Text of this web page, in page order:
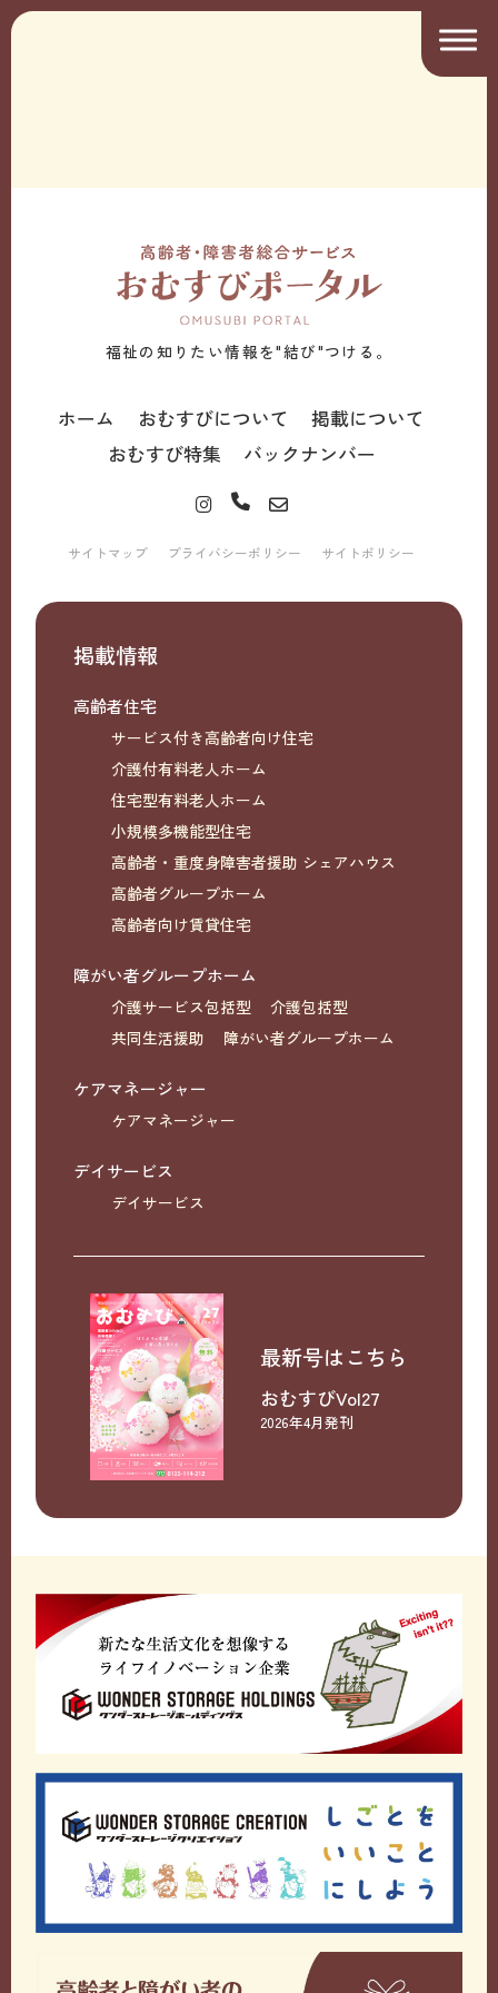
福祉の知りたい情報を"結び"つける。
ホーム おむすびについて
掲載について
おむすび特集
バックナンバー
サイトマップ プライバシーポリシー サイトポリシー
掲載情報
高齢者住宅
サービス付き高齢者向け住宅
介護付有料老人ホーム
住宅型有料老人ホーム
小規模多機能型住宅
高齢者・重度身障害者援助 シェアハウス
高齢者グループホーム
高齢者向け賃貸住宅
障がい者グループホーム
介護サービス包括型
介護包括型
共同生活援助
障がい者グループホーム
ケアマネージャー
ケアマネージャー
デイサービス
デイサービス
最新号はこちら
おむすびVol27
2026年4月発刊